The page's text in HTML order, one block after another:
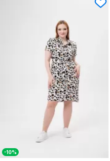
-10%